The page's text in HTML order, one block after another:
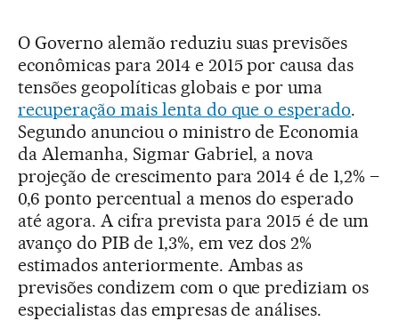
O Governo alemão reduziu suas previsões
econômicas para 2014 e 2015 por causa das
tensões geopolíticas globais e por uma
recuperação mais lenta do que o esperado.
Segundo anunciou o ministro de Economia
da Alemanha, Sigmar Gabriel, a nova
projeção de crescimento para 2014 é de 1,2% –
0,6 ponto percentual a menos do esperado
até agora. A cifra prevista para 2015 é de um
avanço do PIB de 1,3%, em vez dos 2%
estimados anteriormente. Ambas as
previsões condizem com o que prediziam os
especialistas das empresas de análises.